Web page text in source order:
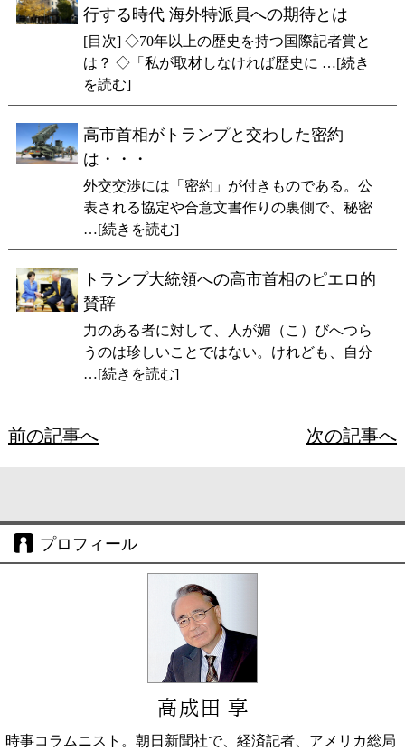
行する時代 海外特派員への期待とは
[目次] ◇70年以上の歴史を持つ国際記者賞と
は？ ◇「私が取材しなければ歴史に …[続き
を読む]
高市首相がトランプと交わした密約
は・・・
外交交渉には「密約」が付きものである。公
表される協定や合意文書作りの裏側で、秘密
…[続きを読む]
トランプ大統領への高市首相のピエロ的
賛辞
力のある者に対して、人が媚（こ）びへつら
うのは珍しいことではない。けれども、自分
…[続きを読む]
前の記事へ 次の記事へ
プロフィール
高成田 享
時事コラムニスト。朝日新聞社で、経済記者、アメリカ総局